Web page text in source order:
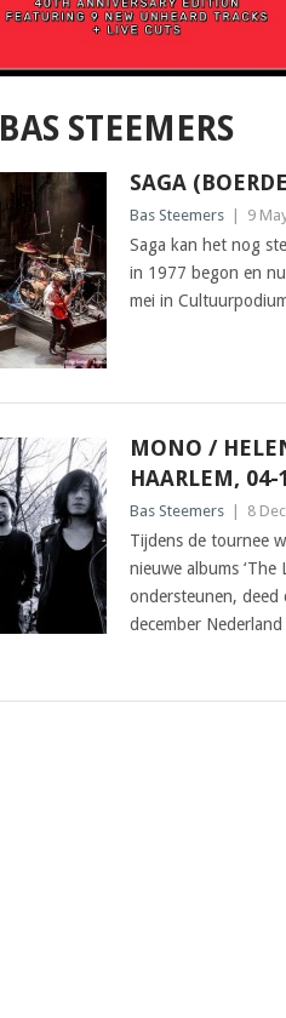
BAS STEEMERS
SAGA
Bas Steemers 9
Saga kan het nog
in 1977 begon en
mei in
MONO /
HAARLEM,
Bas Steemers 8
Tijdens de tournee
nieuwe albums ‘The
ondersteunen, deed
december Nederland